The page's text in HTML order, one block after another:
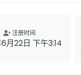
注册时间
月22日 下午3:14